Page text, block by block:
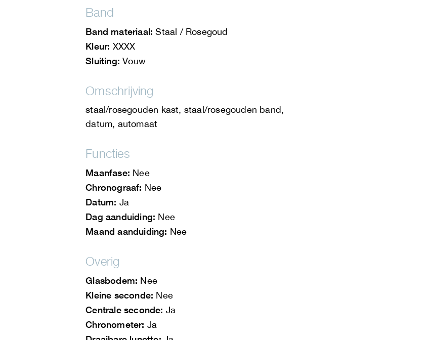
Band
Band materiaal: Staal / Rosegoud
Kleur: XXXX
Sluiting: Vouw
Omschrijving
staal/rosegouden kast, staal/rosegouden band,
datum, automaat
Functies
Maanfase: Nee
Chronograaf: Nee
Datum: Ja
Dag aanduiding: Nee
Maand aanduiding: Nee
Overig
Glasbodem: Nee
Kleine seconde: Nee
Centrale seconde: Ja
Chronometer: Ja